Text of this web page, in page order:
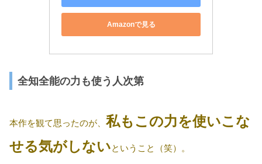
Amazonで見る
全知全能の力も使う人次第
本作を観て思ったのが、 私もこの力を使いこな
せる気がしないということ（笑）。